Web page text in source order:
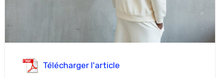
Télécharger l'article